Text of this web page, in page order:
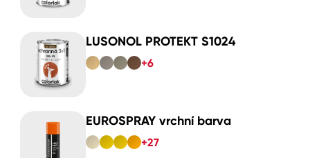
LUSONOL PROTEKT S1024
+6
EUROSPRAY vrchní barva
+27